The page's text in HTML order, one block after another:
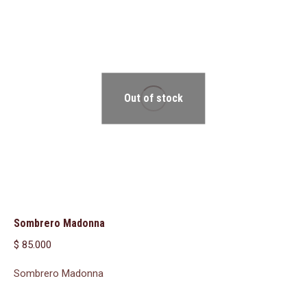
Out of stock
Sombrero Madonna
$ 85.000
Sombrero Madonna